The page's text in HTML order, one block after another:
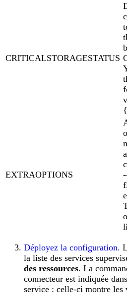
CRITICALSTORAGESTATUS
EXTRAOPTIONS
Déployez la configuration.
la liste des services
des ressources. La
connecteur est indiquée
service : celle-ci montre les